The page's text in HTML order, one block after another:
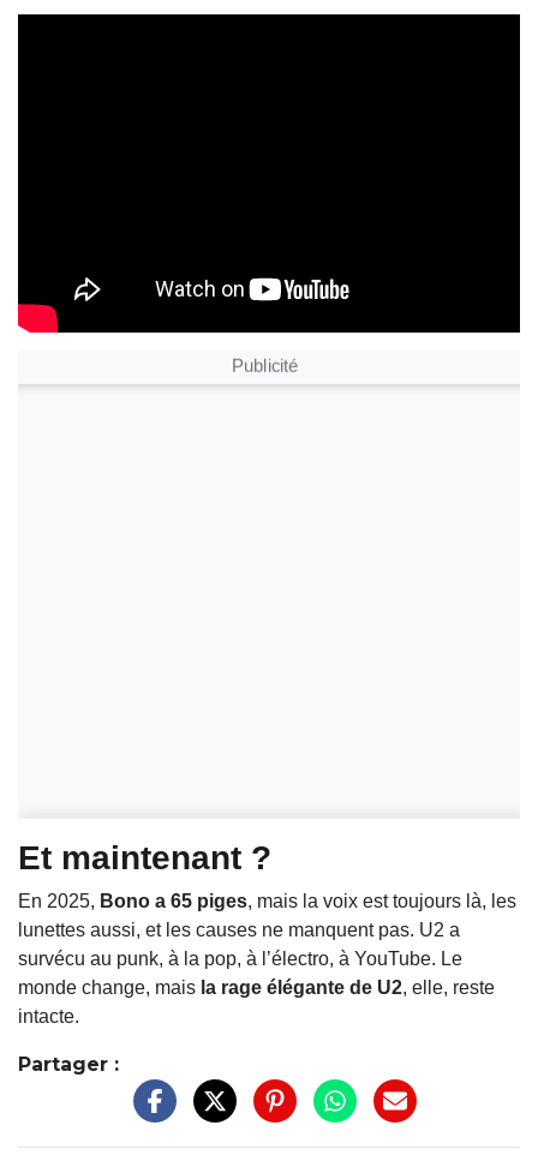
Publicité
Et maintenant ?
En 2025, Bono a 65 piges, mais la voix est toujours là, les
lunettes aussi, et les causes ne manquent pas. U2 a
survécu au punk, à la pop, à l’électro, à YouTube. Le
monde change, mais la rage élégante de U2, elle, reste
intacte.
Partager :